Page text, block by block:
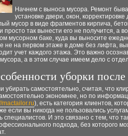
Начнем с выноса мусора. Ремонт
установке двери, окон,
мусор в виде фрагментов кирпича,
так вынести его не получится, а
мусорном баке, куда вы выносите
не на первом этаже в доме без лифта,
учет каждого этажа. Это важно
а в этом случае имеем дело с
уборки
убирать самостоятельно, считая, что
экономнее, но по
mactailor.ru), есть категория клиентов,
если вы никогда не пользовались
И это связано с тем, что
подхода, без которого